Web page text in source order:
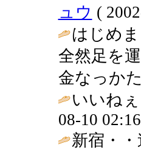
ュウ (
はじめ
全然足を
金なっか
いいね
08-10
新宿・